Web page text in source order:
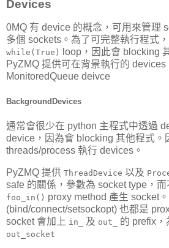
Devices
0MQ 有 device 的概念，可用來管理
多個 sockets。為了可完整執行程式
while(True)
loop，因此會 blocking
PyZMQ 提供可在背景執行的
MonitoredQueue deivce
BackgroundDevices
通常會很少在 python 主程式中透過
device，因為會 blocking 其他程式。
threads/process 執行 devices。
PyZMQ 提供 ThreadDevice 以及
safe 的關係，參數為 socket type，
foo_in() proxy method 產生 socket
(bind/connect/setsockopt) 也都是
socket 會加上 in_ 及 out_ 的 prefix，
out_socket